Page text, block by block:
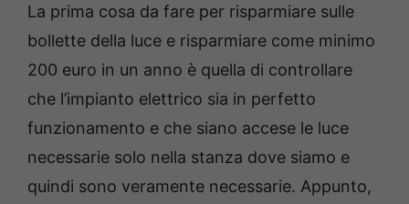
La prima cosa da fare per risparmiare sulle
bollette della luce e risparmiare come minimo
200 euro in un anno è quella di controllare
che l’impianto elettrico sia in perfetto
funzionamento e che siano accese le luce
necessarie solo nella stanza dove siamo e
quindi sono veramente necessarie. Appunto,